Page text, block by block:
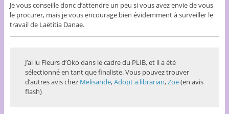
Je vous conseille donc d’attendre un peu si vous avez envie de vous
le procurer, mais je vous encourage bien évidemment à surveiller le
travail de Laëtitia Danae.
J’ai lu Fleurs d’Oko dans le cadre du PLIB, et il a été
sélectionné en tant que finaliste. Vous pouvez trouver
d’autres avis chez Melisande,Adopt a librarian,Zoe(en avis
flash)